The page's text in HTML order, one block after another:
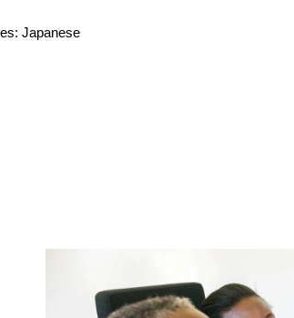
Japanese